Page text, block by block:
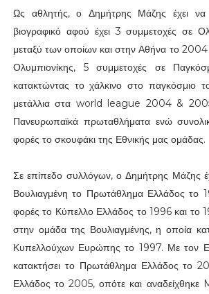
Ως αθλητής, ο Δημήτρης Μάζης έχει να
βιογραφικό αφού έχει 3 συμμετοχές σε
μεταξύ των οποίων και στην Αθήνα το
Ολυμπιονίκης, 5 συμμετοχές σε
κατακτώντας το χάλκινο στο παγκόσμιο
μετάλλια στα world league 2004 &
Πανευρωπαϊκά πρωταθλήματα ενώ
φορές το σκουφάκι της Εθνικής μας ομάδας.
Σε επίπεδο συλλόγων, ο Δημήτρης Μάζης
Βουλιαγμένη το Πρωτάθλημα Ελλάδος το
φορές το Κύπελλο Ελλάδος το 1996 και το
στην ομάδα της Βουλιαγμένης, η οποία
Κυπελλούχων Ευρώπης το 1997. Με τον
κατακτήσει το Πρωτάθλημα Ελλάδος το
Ελλάδος το 2005, οπότε και